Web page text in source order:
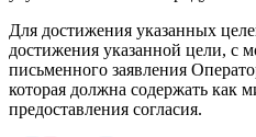
Для достижения указанных
достижения указанной цели, с
письменного заявления
которая должна содержать как
предоставления согласия.